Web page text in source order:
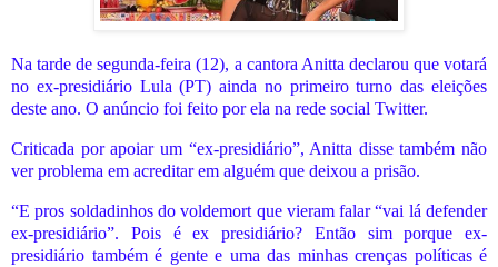
Na tarde de segunda-feira (12), a cantora Anitta declarou que votará
no ex-presidiário Lula (PT) ainda no primeiro turno das eleições
deste ano. O anúncio foi feito por ela na rede social Twitter.
Criticada por apoiar um “ex-presidiário”, Anitta disse também não
ver problema em acreditar em alguém que deixou a prisão.
“E pros soldadinhos do voldemort que vieram falar “vai lá defender
ex-presidiário”. Pois é ex presidiário? Então sim porque ex-
presidiário também é gente e uma das minhas crenças políticas é